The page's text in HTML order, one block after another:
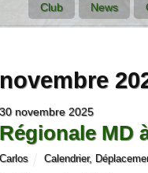
Club News
novembre
30 novembre 2025
Régionale MD
Carlos Calendrier,